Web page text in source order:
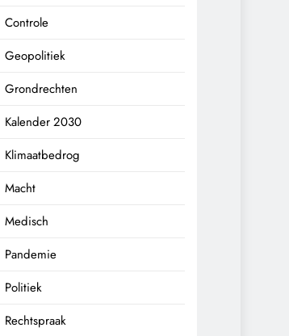
Controle
Geopolitiek
Grondrechten
Kalender 2030
Klimaatbedrog
Macht
Medisch
Pandemie
Politiek
Rechtspraak